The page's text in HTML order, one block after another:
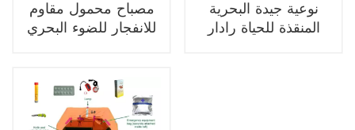
مصباح محمول مقاوم
للانفجار للضوء البحري
نوعية جيدة البحرية
المنقذة للحياة رادار